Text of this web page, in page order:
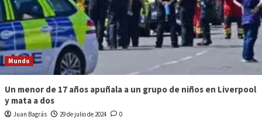
Mundo
Un menor de 17 años apuñala a un grupo de niños en Liverpool
y mata a dos
Juan Bagrás 29 de julio de 2024 0